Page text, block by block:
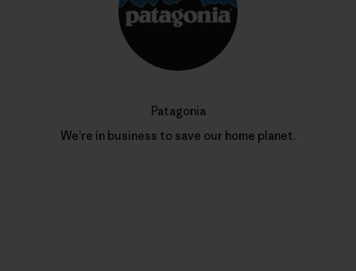
Patagonia
We’re in business to save our home planet.